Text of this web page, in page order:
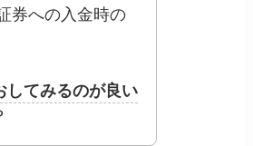
券への入金時の
してみるのが良い